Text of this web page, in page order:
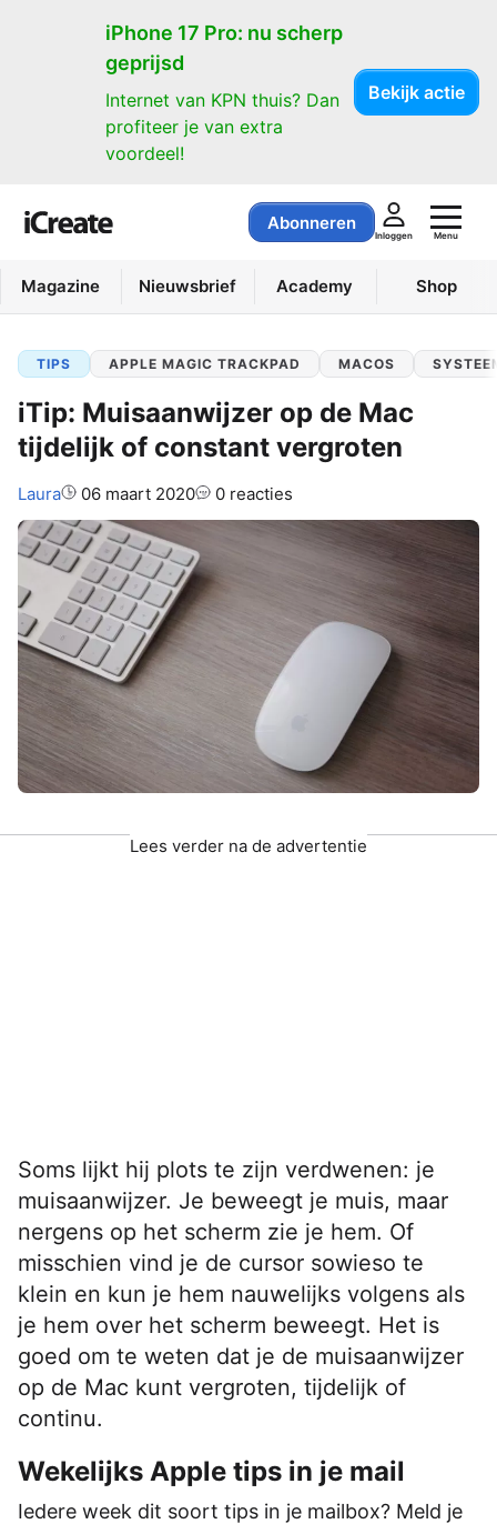
iPhone 17 Pro: nu scherp
geprijsd
Internet van KPN thuis? Dan
profiteer je van extra
voordeel!
Bekijk actie
Abonneren
Inloggen Menu
Magazine Nieuwsbrief Academy Shop
TIPS APPLE MAGIC TRACKPAD MACOS
iTip: Muisaanwijzer op de Mac
tijdelijk of constant vergroten
Auteur:
Laura 06 maart 2020 0 reacties
Lees verder na de advertentie
Soms lijkt hij plots te zijn verdwenen: je
muisaanwijzer. Je beweegt je muis, maar
nergens op het scherm zie je hem. Of
misschien vind je de cursor sowieso te
klein en kun je hem nauwelijks volgens als
je hem over het scherm beweegt. Het is
goed om te weten dat je de muisaanwijzer
op de Mac kunt vergroten, tijdelijk of
continu.
Wekelijks Apple tips in je mail
Iedere week dit soort tips in je mailbox? Meld je